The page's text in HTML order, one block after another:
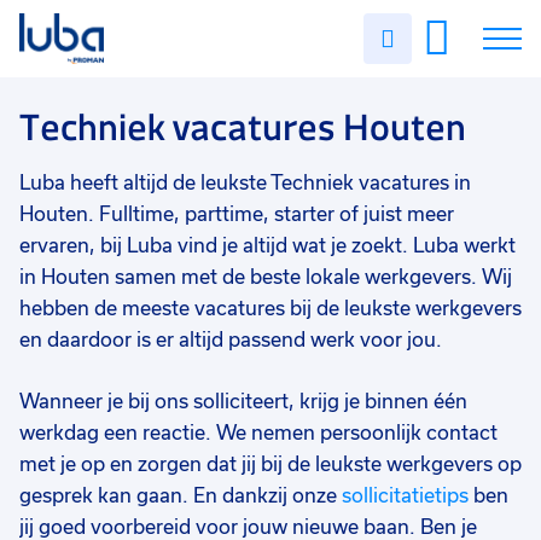
Uren
Vacatures
Over ons
Voor werkgevers
Contact
Techniek vacatures Houten
Luba heeft altijd de leukste Techniek vacatures in
Houten. Fulltime, parttime, starter of juist meer
ervaren, bij Luba vind je altijd wat je zoekt. Luba werkt
in Houten samen met de beste lokale werkgevers. Wij
hebben de meeste vacatures bij de leukste werkgevers
en daardoor is er altijd passend werk voor jou.
Wanneer je bij ons solliciteert, krijg je binnen één
werkdag een reactie. We nemen persoonlijk contact
met je op en zorgen dat jij bij de leukste werkgevers op
gesprek kan gaan. En dankzij onze sollicitatietips ben
jij goed voorbereid voor jouw nieuwe baan. Ben je
Filter vacatures
Vakgebied 0
Techniek
Opleidingsniveau 0
Soort contract 0
Vast 2
Uitzicht op vast 2
Uren per week 0
37 - 40+ uur 3
25 - 32 uur